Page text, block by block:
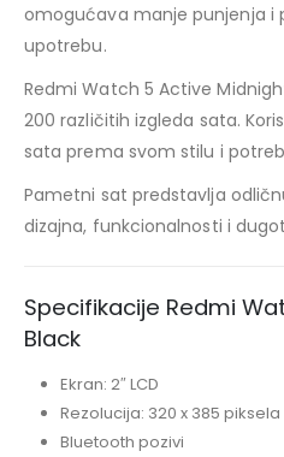
omogućava manje punjenja i
upotrebu.
Redmi Watch 5 Active
200 različitih izgleda sata.
sata prema svom stilu i
Pametni sat predstavlja
dizajna, funkcionalnosti i
Specifikacije Redmi
Black
Ekran: 2″ LCD
Rezolucija: 320 x 385 piksela
Bluetooth pozivi